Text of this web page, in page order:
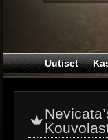
Uutiset